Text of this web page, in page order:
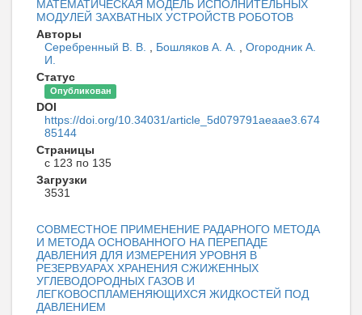
МАТЕМАТИЧЕСКАЯ МОДЕЛЬ ИСПОЛНИТЕЛЬНЫХ
МОДУЛЕЙ ЗАХВАТНЫХ УСТРОЙСТВ РОБОТОВ
Авторы
Серебренный В. В. , Бошляков А. А. , Огородник А.
И.
Статус
Опубликован
DOI
https://doi.org/10.34031/article_5d079791aeaae3.674
85144
Страницы
с 123 по 135
Загрузки
3531
СОВМЕСТНОЕ ПРИМЕНЕНИЕ РАДАРНОГО МЕТОДА
И МЕТОДА ОСНОВАННОГО НА ПЕРЕПАДЕ
ДАВЛЕНИЯ ДЛЯ ИЗМЕРЕНИЯ УРОВНЯ В
РЕЗЕРВУАРАХ ХРАНЕНИЯ СЖИЖЕННЫХ
УГЛЕВОДОРОДНЫХ ГАЗОВ И
ЛЕГКОВОСПЛАМЕНЯЮЩИХСЯ ЖИДКОСТЕЙ ПОД
ДАВЛЕНИЕМ